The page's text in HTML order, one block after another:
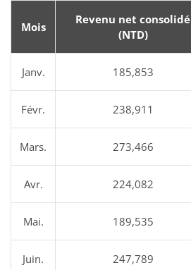
Mois
Revenu net consolidé
(NTD)
Janv. 185,853
Févr. 238,911
Mars. 273,466
Avr. 224,082
Mai. 189,535
Juin. 247,789